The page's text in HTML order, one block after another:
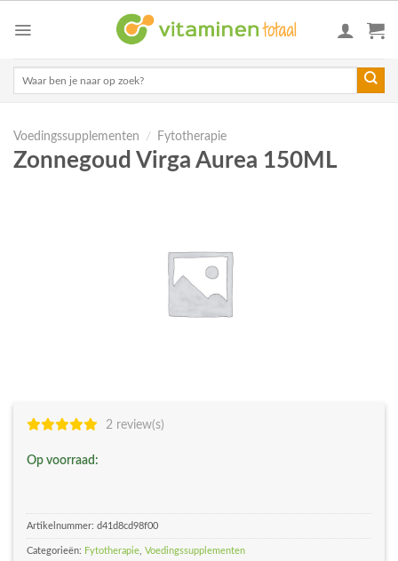
Voedingssupplementen / Fytotherapie
Zonnegoud Virga Aurea 150ML
2 review(s)
Op voorraad:
Artikelnummer: d41d8cd98f00
Categorieën: Fytotherapie Voedingssupplementen